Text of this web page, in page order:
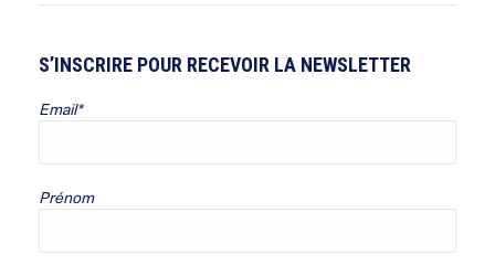
S’INSCRIRE POUR RECEVOIR LA NEWSLETTER
Email*
Prénom